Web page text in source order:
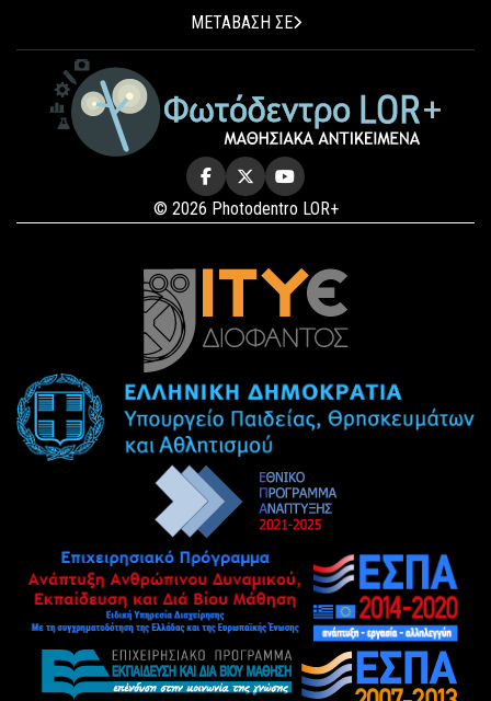
ΜΕΤΑΒΑΣΗ ΣΕ
© 2026 Photodentro LOR+